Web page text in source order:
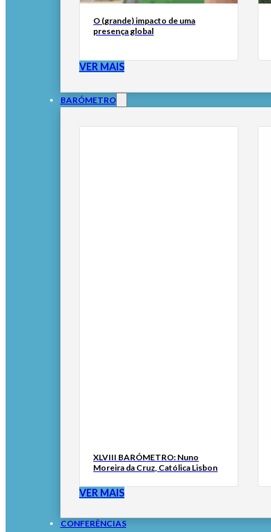
O (grande) impacto de uma
presença global
VER MAIS
BARÓMETRO
XLVIII BARÓMETRO: Nuno
Moreira da Cruz, Católica Lisbon
VER MAIS
CONFERÊNCIAS